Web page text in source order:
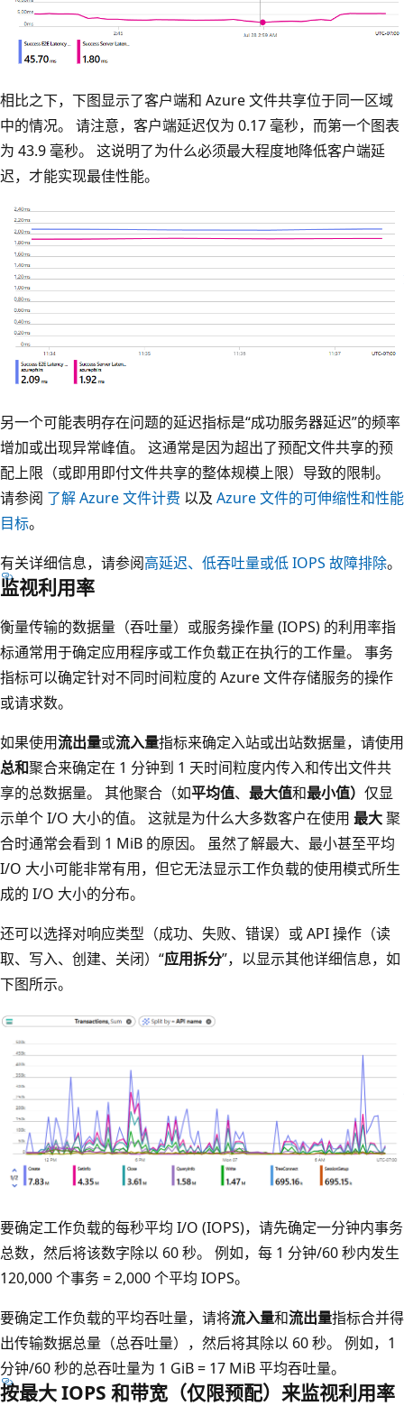
相比之下，下图显示了客户端和 Azure 文件共享位于同一区域
中的情况。 请注意，客户端延迟仅为 0.17 毫秒，而第一个图表
为 43.9 毫秒。 这说明了为什么必须最大程度地降低客户端延
迟，才能实现最佳性能。
另一个可能表明存在问题的延迟指标是“成功服务器延迟”的频率
增加或出现异常峰值。
这通常是因为超出了预配文件共享的预
配上限（或即用即付文件共享的整体规模上限）导致的限制。
请参阅 了解 Azure 文件计费 以及 Azure 文件的可伸缩性和性能
目标。
有关详细信息，请参阅高延迟、低吞吐量或低 IOPS 故障排除。
监视利用率
衡量传输的数据量（吞吐量）或服务操作量 (IOPS) 的利用率指
标通常用于确定应用程序或工作负载正在执行的工作量。 事务
指标可以确定针对不同时间粒度的 Azure 文件存储服务的操作
或请求数。
如果使用流出量或流入量指标来确定入站或出站数据量，请使用
总和聚合来确定在 1 分钟到 1 天时间粒度内传入和传出文件共
享的总数据量。 其他聚合（如平均值、 最大值和最小值） 仅显
示单个 I/O 大小的值。 这就是为什么大多数客户在使用 最大聚
合时通常会看到 1 MiB 的原因。 虽然了解最大、最小甚至平均
I/O 大小可能非常有用，但它无法显示工作负载的使用模式所生
成的 I/O 大小的分布。
还可以选择对响应类型（成功、失败、错误）或 API 操作（读
取、写入、创建、关闭）“应用拆分”，以显示其他详细信息，如
下图所示。
要确定工作负载的每秒平均 I/O (IOPS)，请先确定一分钟内事务
总数，然后将该数字除以 60 秒。 例如，每 1 分钟/60 秒内发生
120,000 个事务 = 2,000 个平均 IOPS。
要确定工作负载的平均吞吐量，请将流入量和流出量指标合并得
出传输数据总量（总吞吐量），然后将其除以 60 秒。 例如，1
分钟/60 秒的总吞吐量为 1 GiB = 17 MiB 平均吞吐量。
按最大 IOPS 和带宽（仅限预配）来监视利用率